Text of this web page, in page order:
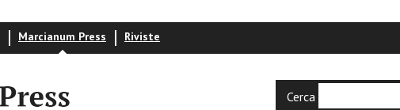
Marcianum Press Riviste
Cerca